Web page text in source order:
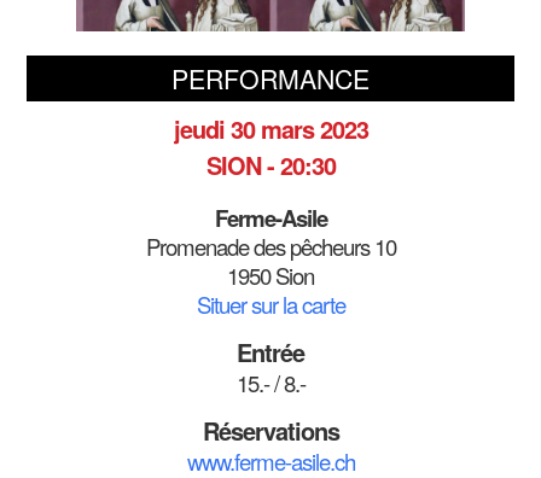
PERFORMANCE
jeudi 30 mars 2023
SION - 20:30
Ferme-Asile
Promenade des pêcheurs 10
1950 Sion
Situer sur la carte
Entrée
15.- / 8.-
Réservations
www.ferme-asile.ch